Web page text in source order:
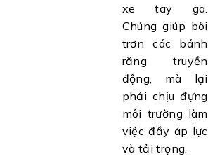
xe tay ga.
Chúng giúp bôi
trơn các bánh
răng truyền
động, mà lại
phải chịu đựng
môi trường làm
việc đầy áp lực
và tải trọng.